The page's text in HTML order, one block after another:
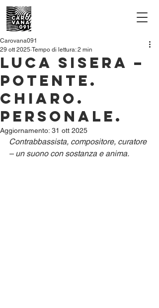
Luca Sisera –
Potente.
Chiaro.
Personale.
Carovana091
29 ott 2025 Tempo di lettura: 2 min
Aggiornamento: 31 ott 2025
Contrabbassista, compositore, curatore
– un suono con sostanza e anima.